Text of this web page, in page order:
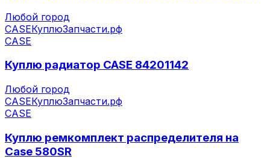
Любой город
CASEКуплюЗапчасти.рф
CASE
Куплю радиатор CASE 84201142
Любой город
CASEКуплюЗапчасти.рф
CASE
Куплю ремкомплект распределителя на
Case 580SR